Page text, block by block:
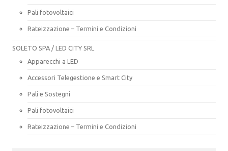
Pali fotovoltaici
Rateizzazione – Termini e Condizioni
SOLETO SPA / LED CITY SRL
Apparecchi a LED
Accessori Telegestione e Smart City
Pali e Sostegni
Pali fotovoltaici
Rateizzazione – Termini e Condizioni